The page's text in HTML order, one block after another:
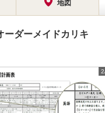
地図
ーダーメイドカリキ